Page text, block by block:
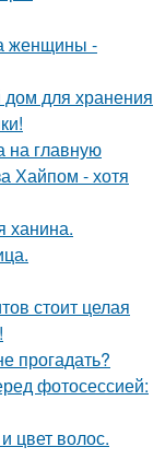
женщины -
для хранения
на главную
Хайпом - хотя
ханина.
стоит целая
прогадать?
фотосессией:
цвет волос.